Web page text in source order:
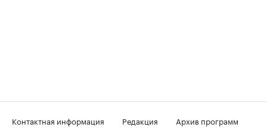
Контактная информация Редакция
Архив программ